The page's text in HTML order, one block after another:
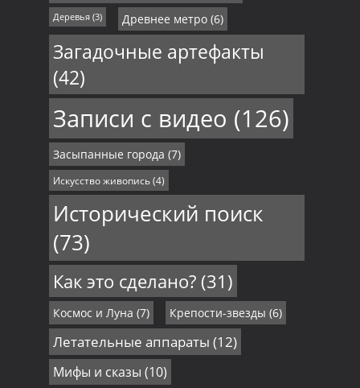
Деревья(3) Древнее метро(6)
Загадочные артефакты
(42)
Записи с видео (126)
Засыпанные города (7)
Искусство живопись(4)
Исторический поиск
(73)
Как это сделано?(31)
Космос и Луна (7) Крепости-звезды (6)
Летательные аппараты (12)
Мифы и сказы (10)